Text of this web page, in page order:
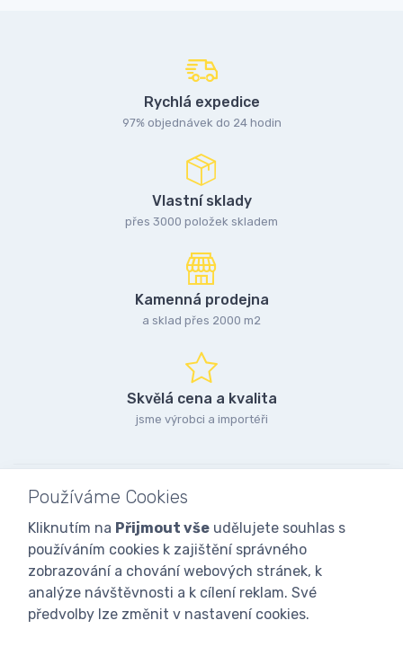
Rychlá expedice
97% objednávek do 24 hodin
Vlastní sklady
přes 3000 položek skladem
Kamenná prodejna
a sklad přes 2000 m2
Skvělá cena a kvalita
jsme výrobci a importéři
Používáme Cookies
Kliknutím na Přijmout vše udělujete souhlas s
používáním cookies k zajištění správného
zobrazování a chování webových stránek, k
analýze návštěvnosti a k cílení reklam. Své
předvolby lze změnit v nastavení cookies.